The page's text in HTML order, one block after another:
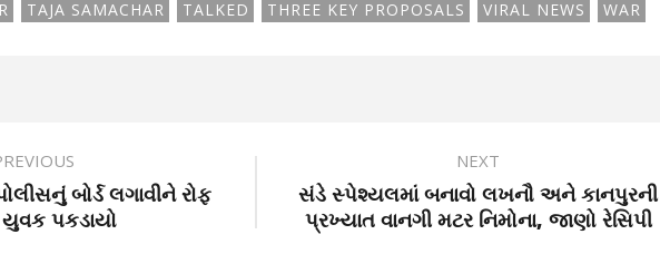
TAJA SAMACHAR TALKED THREE KEY PROPOSALS VIRAL NEWS WAR
બોર્ડ લગાવીને રોફ
યુવક પકડાયો
NEXT
સંડે સ્પેશ્યલમાં બનાવો લખનૌ અને કાનપુરની
પ્રખ્યાત વાનગી મટર નિમોના, જાણો રેસિપી